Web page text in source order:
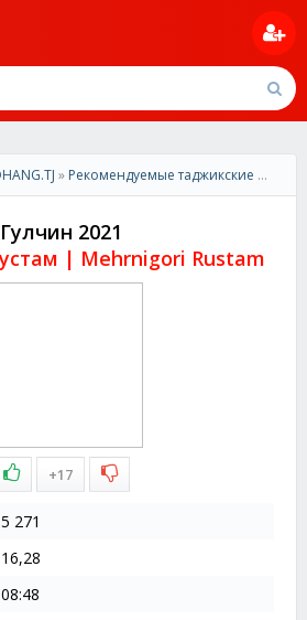
» Рекомендуемые таджикские песни
Гулчин 2021
| Mehrnigori Rustam
+17
5 271
16,28
08:48